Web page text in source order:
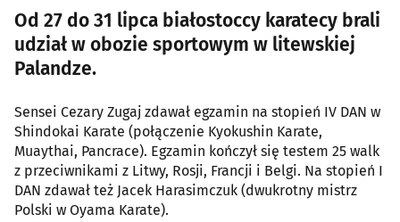
Od 27 do 31 lipca białostoccy karatecy brali
udział w obozie sportowym w litewskiej
Palandze.
Sensei Cezary Zugaj zdawał egzamin na stopień IV DAN w
Shindokai Karate (połączenie Kyokushin Karate,
Muaythai, Pancrace). Egzamin kończył się testem 25 walk
z przeciwnikami z Litwy, Rosji, Francji i Belgi. Na stopień I
DAN zdawał też Jacek Harasimczuk (dwukrotny mistrz
Polski w Oyama Karate).